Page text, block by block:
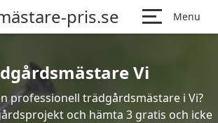
pris.se Menu
Vi
professionell trädgårdsmästare i Vi?
och hämta 3 gratis och icke